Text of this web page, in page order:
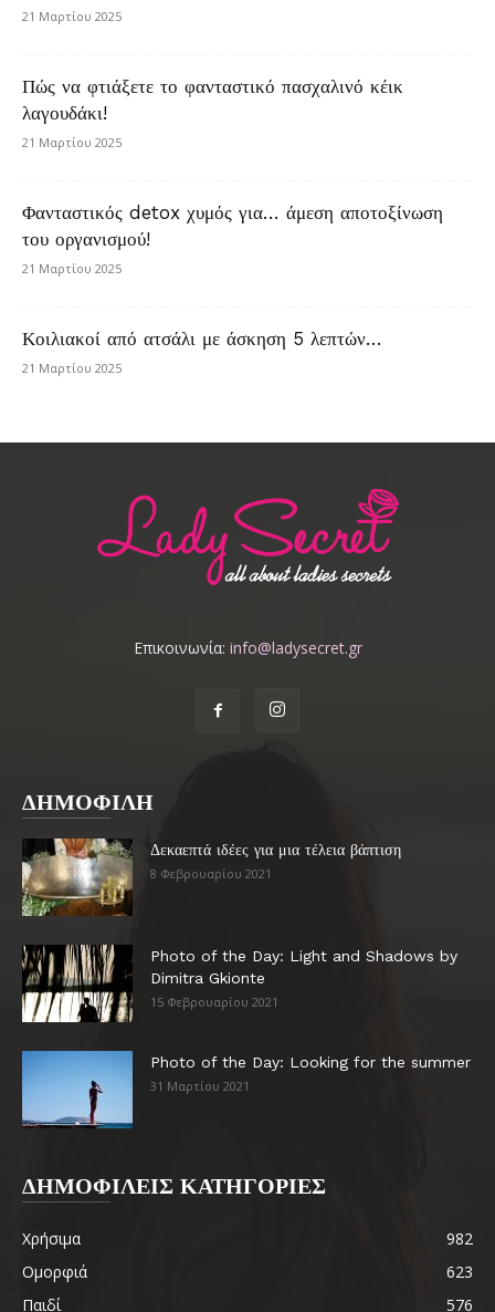
21 Μαρτίου 2025
Πώς να φτιάξετε το φανταστικό πασχαλινό κέικ
λαγουδάκι!
21 Μαρτίου 2025
Φανταστικός detox χυμός για… άμεση αποτοξίνωση
του οργανισμού!
21 Μαρτίου 2025
Κοιλιακοί από ατσάλι με άσκηση 5 λεπτών…
21 Μαρτίου 2025
Επικοινωνία: info@ladysecret.gr
ΔΗΜΟΦΙΛΗ
Δεκαεπτά ιδέες για μια τέλεια βάπτιση
8 Φεβρουαρίου 2021
Photo of the Day: Light and Shadows by
Dimitra Gkionte
15 Φεβρουαρίου 2021
Photo of the Day: Looking for the summer
31 Μαρτίου 2021
ΔΗΜΟΦΙΛΕΙΣ ΚΑΤΗΓΟΡΙΕΣ
Χρήσιμα
982
Ομορφιά
623
Παιδί
576